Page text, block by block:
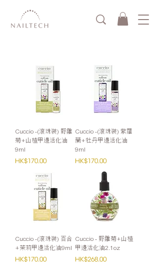
Cuccio -(滾珠裝) 野雛
菊+山楂甲邊活化油
9ml
價格
HK$170.00
Cuccio -(滾珠裝) 紫羅
蘭+牡丹甲邊活化油
9ml
價格
HK$170.00
Cuccio -(滾珠裝) 百合
+茉莉甲邊活化油9ml
價格
HK$170.00
Cuccio - 野雛菊+山楂
甲邊活化油2.1oz
價格
HK$268.00